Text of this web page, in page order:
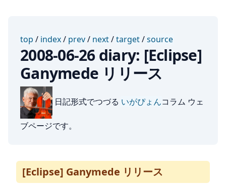
top / index/ prev/ next/target/source
2008-06-26 diary: [Eclipse]
Ganymede リリース
日記形式でつづる いがぴょんコラム ウェ
ブページです。
[Eclipse] Ganymede リリース